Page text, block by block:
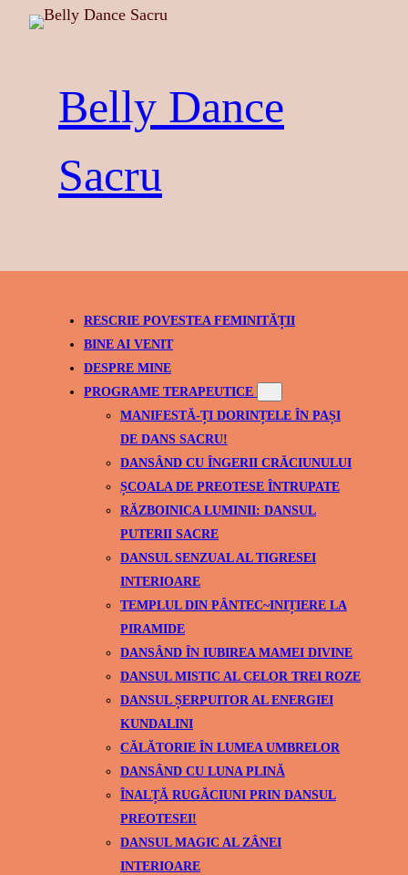
Belly Dance
Sacru
RESCRIE POVESTEA FEMINITĂȚII
BINE AI VENIT
DESPRE MINE
PROGRAME TERAPEUTICE
MANIFESTĂ-ȚI DORINȚELE ÎN PAȘI
DE DANS SACRU!
DANSÂND CU ÎNGERII CRĂCIUNULUI
ȘCOALA DE PREOTESE ÎNTRUPATE
RĂZBOINICA LUMINII: DANSUL
PUTERII SACRE
DANSUL SENZUAL AL TIGRESEI
INTERIOARE
TEMPLUL DIN PÂNTEC~INIȚIERE LA
PIRAMIDE
DANSÂND ÎN IUBIREA MAMEI DIVINE
DANSUL MISTIC AL CELOR TREI ROZE
DANSUL ȘERPUITOR AL ENERGIEI
KUNDALINI
CĂLĂTORIE ÎN LUMEA UMBRELOR
DANSÂND CU LUNA PLINĂ
ÎNALȚĂ RUGĂCIUNI PRIN DANSUL
PREOTESEI!
DANSUL MAGIC AL ZÂNEI
INTERIOARE